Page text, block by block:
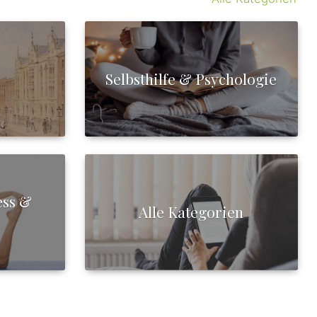
Selbsthilfe & Psychologie
&
Alle Kategorien